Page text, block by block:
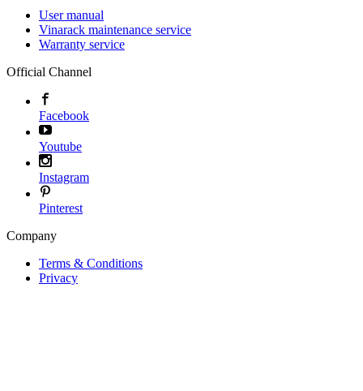
User manual
Vinarack maintenance service
Warranty service
Official Channel
Facebook
Youtube
Instagram
Pinterest
Company
Terms & Conditions
Privacy